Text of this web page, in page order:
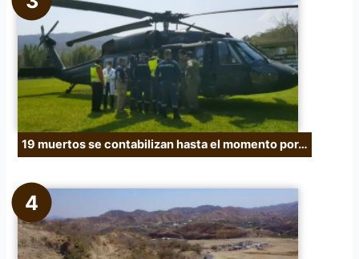
19 muertos se contabilizan hasta el momento por…